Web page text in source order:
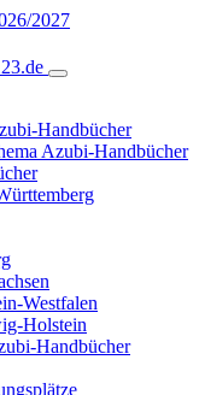
2027
Handbücher
Westfalen
Holstein
Handbücher